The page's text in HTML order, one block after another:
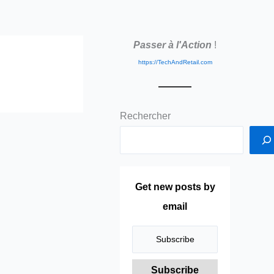
Passer à l'Action !
https://TechAndRetail.com
Rechercher
Get new posts by
email